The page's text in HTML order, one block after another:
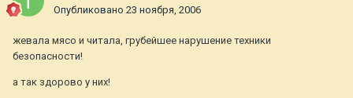
Опубликовано 23 ноября, 2006
жевала мясо и читала, грубейшее нарушение техники
безопасности!
а так здорово у них!